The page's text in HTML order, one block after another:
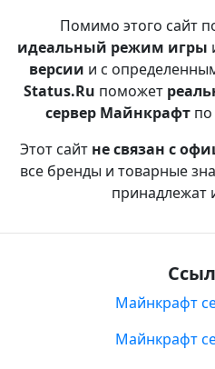
Помимо этого сайт
идеальный режим игры
версии и с
Status.Ru поможет
сервер Майнкрафт
Этот сайт не связан с
все бренды и товарные
принадлежат
Майнкрафт
Майнкрафт